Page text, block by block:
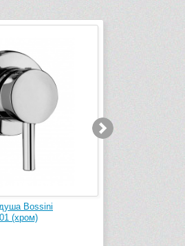
Bossini
(хром)